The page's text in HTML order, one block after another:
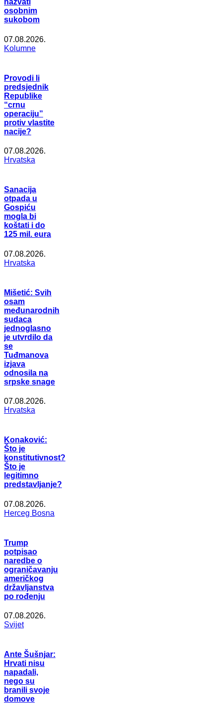
nazvati
osobnim
sukobom
07.08.2026.
Kolumne
Provodi li
predsjednik
Republike
“crnu
operaciju”
protiv vlastite
nacije?
07.08.2026.
Hrvatska
Sanacija
otpada u
Gospiću
mogla bi
koštati i do
125 mil. eura
07.08.2026.
Hrvatska
Mišetić: Svih
osam
međunarodnih
sudaca
jednoglasno
je utvrdilo da
se
Tuđmanova
izjava
odnosila na
srpske snage
07.08.2026.
Hrvatska
Konaković:
Što je
konstitutivnost?
Što je
legitimno
predstavljanje?
07.08.2026.
Herceg Bosna
Trump
potpisao
naredbe o
ograničavanju
američkog
državljanstva
po rođenju
07.08.2026.
Svijet
Ante Šušnjar:
Hrvati nisu
napadali,
nego su
branili svoje
domove